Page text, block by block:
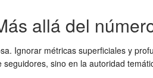
allá del
Ignorar métricas superficiales y
sino en la autoridad